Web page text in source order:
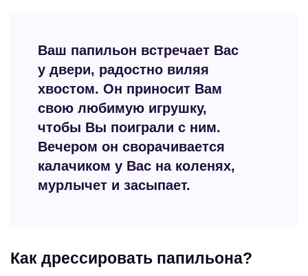
Ваш папильон встречает Вас
у двери, радостно виляя
хвостом. Он приносит Вам
свою любимую игрушку,
чтобы Вы поиграли с ним.
Вечером он сворачивается
калачиком у Вас на коленях,
мурлычет и засыпает.
Как дрессировать папильона?